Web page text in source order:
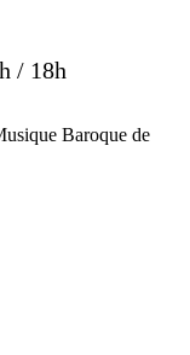
/ 18h
Baroque de